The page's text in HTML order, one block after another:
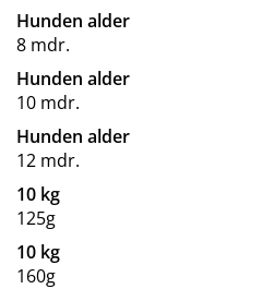
Hunden alder
8 mdr.
Hunden alder
10 mdr.
Hunden alder
12 mdr.
10 kg
125g
10 kg
160g